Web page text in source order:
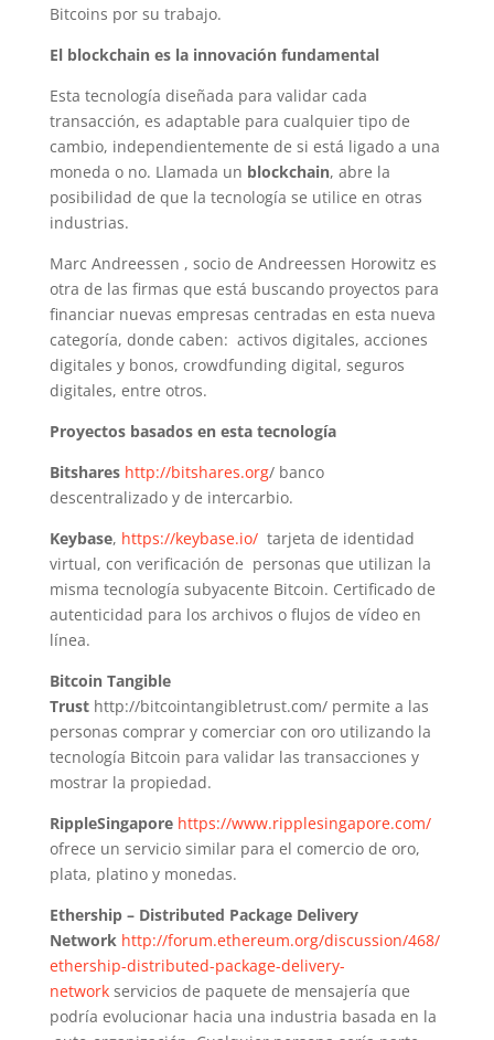
Bitcoins por su trabajo.
El blockchain es la innovación fundamental
Esta tecnología diseñada para validar cada
transacción, es adaptable para cualquier tipo de
cambio, independientemente de si está ligado a una
moneda o no. Llamada un blockchain, abre la
posibilidad de que la tecnología se utilice en otras
industrias.
Marc Andreessen , socio de Andreessen Horowitz es
otra de las firmas que está buscando proyectos para
financiar nuevas empresas centradas en esta nueva
categoría, donde caben: activos digitales, acciones
digitales y bonos, crowdfunding digital, seguros
digitales, entre otros.
Proyectos basados en esta tecnología
Bitshares http://bitshares.org/ banco
descentralizado y de intercarbio.
Keybase, https://keybase.io/tarjeta de identidad
virtual, con verificación de personas que utilizan la
misma tecnología subyacente Bitcoin. Certificado de
autenticidad para los archivos o flujos de vídeo en
línea.
Bitcoin Tangible
Trusthttp://bitcointangibletrust.com/ permite a las
personas comprar y comerciar con oro utilizando la
tecnología Bitcoin para validar las transacciones y
mostrar la propiedad.
RippleSingapore https://www.ripplesingapore.com/
ofrece un servicio similar para el comercio de oro,
plata, platino y monedas.
Ethership – Distributed Package Delivery
Network http://forum.ethereum.org/discussion/468/
ethership-distributed-package-delivery-
networkservicios de paquete de mensajería que
podría evolucionar hacia una industria basada en la